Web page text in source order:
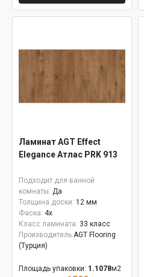
Ламинат AGT Effect
Elegance Атлас PRK 913
Подходит для ванной
комнаты: Да
Толщина доски: 12 мм
Фаска: 4x
Класс ламината: 33 класс
Производитель AGT Flooring
(Турция)
Площадь упаковки: 1.1078м2